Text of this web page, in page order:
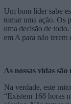
Um bom líder sabe
tomar uma ação. Os
uma decisão de
em A para não terem
As nossas vidas
Na verdade, este
“Existem 168 horas